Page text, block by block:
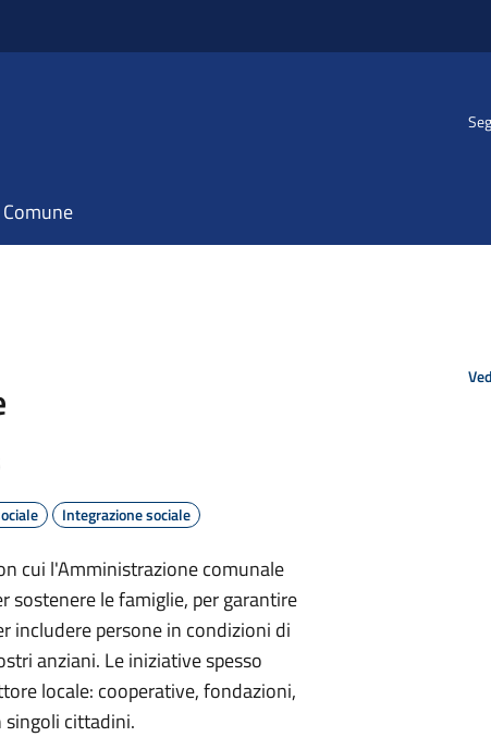
Integrazione sociale
cui l'Amministrazione comunale
sostenere le famiglie, per garantire
includere persone in condizioni di
anziani. Le iniziative spesso
locale: cooperative, fondazioni,
singoli cittadini.